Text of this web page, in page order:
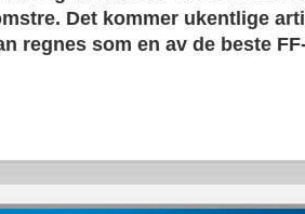
Det kommer ukentlige
regnes som en av de beste